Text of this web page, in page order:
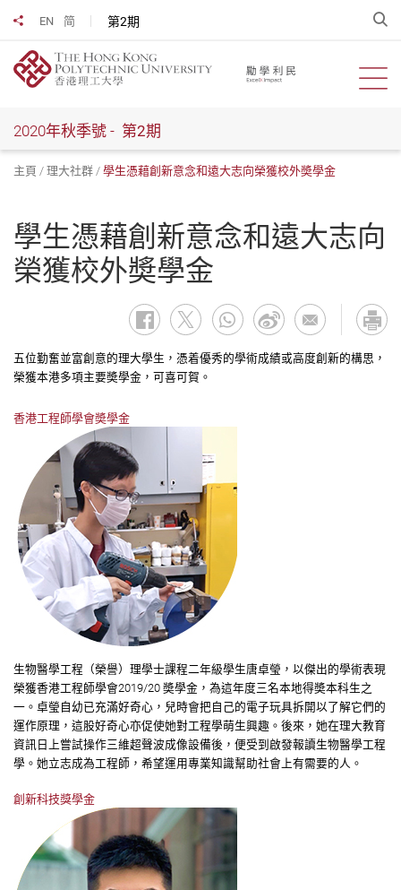
EN 简 第2期
分享到
開
2020年秋季號 - 第2期
主頁 理大社群 學生憑藉創新意念和遠大志向榮獲校外奬學金
學生憑藉創新意念和遠大志向
榮獲校外奬學金
五位勤奮並富創意的理大學生，憑着優秀的學術成績或高度創新的構思，
榮獲本港多項主要奬學金，可喜可賀。
香港工程師學會奬學金
生物醫學工程（榮譽）理學士課程二年級學生唐卓瑩 ，以傑出的學術表現
榮獲香港工程師學會2019/20 奬學金，為這年度三名本地得奬本科生之
一。卓瑩自幼已充滿好奇心，兒時會把自己的電子玩具拆開以了解它們的
運作原理，這股好奇心亦促使她對工程學萌生興趣。後來，她在理大教育
資訊日上嘗試操作三維超聲波成像設備後，便受到啟發報讀生物醫學工程
學。她立志成為工程師，希望運用專業知識幫助社會上有需要的人。
創新科技獎學金